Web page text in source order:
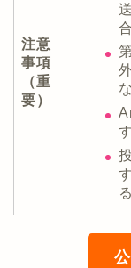
注意
事項
（重
要）